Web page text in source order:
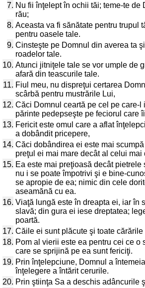
7. Nu fii înţelept în ochii tăi; teme-te de
rău;
8. Aceasta va fi sănătate pentru trupul
pentru oasele tale.
9. Cinsteşte pe Domnul din averea ta
roadelor tale.
10. Atunci jitniţele tale se vor umple de
afară din teascurile tale.
11. Fiul meu, nu dispreţui certarea
scârbă pentru mustrările Lui,
12. Căci Domnul ceartă pe cel pe care-l
părinte pedepseşte pe feciorul care
13. Fericit este omul care a aflat
a dobândit pricepere,
14. Căci dobândirea ei este mai
preţul ei mai mare decât al celui mai
15. Ea este mai preţioasă decât pietrele
nu i se poate împotrivi şi e bine-
se apropie de ea; nimic din cele
aseamănă cu ea.
16. Viaţă lungă este în dreapta ei, iar în
slavă; din gura ei iese dreptatea;
poartă.
17. Căile ei sunt plăcute şi toate
18. Pom al vierii este ea pentru cei ce o
care se sprijină pe ea sunt fericiţi.
19. Prin înţelepciune, Domnul a
înţelegere a întărit cerurile.
20. Prin ştiinţa Sa a deschis adâncurile